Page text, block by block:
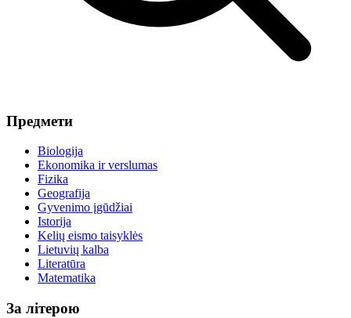
Предмети
Biologija
Ekonomika ir verslumas
Fizika
Geografija
Gyvenimo įgūdžiai
Istorija
Kelių eismo taisyklės
Lietuvių kalba
Literatūra
Matematika
За літерою